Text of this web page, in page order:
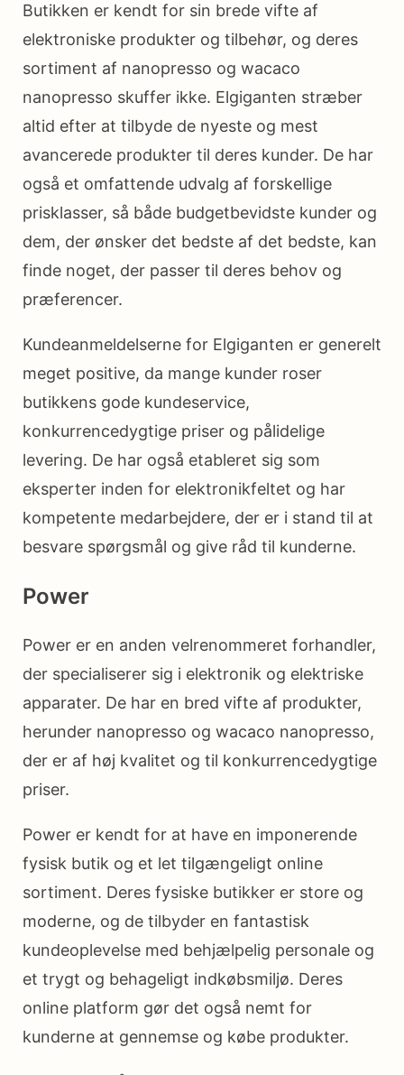
Butikken er kendt for sin brede vifte af
elektroniske produkter og tilbehør, og deres
sortiment af nanopresso og wacaco
nanopresso skuffer ikke. Elgiganten stræber
altid efter at tilbyde de nyeste og mest
avancerede produkter til deres kunder. De har
også et omfattende udvalg af forskellige
prisklasser, så både budgetbevidste kunder og
dem, der ønsker det bedste af det bedste, kan
finde noget, der passer til deres behov og
præferencer.
Kundeanmeldelserne for Elgiganten er generelt
meget positive, da mange kunder roser
butikkens gode kundeservice,
konkurrencedygtige priser og pålidelige
levering. De har også etableret sig som
eksperter inden for elektronikfeltet og har
kompetente medarbejdere, der er i stand til at
besvare spørgsmål og give råd til kunderne.
Power
Power er en anden velrenommeret forhandler,
der specialiserer sig i elektronik og elektriske
apparater. De har en bred vifte af produkter,
herunder nanopresso og wacaco nanopresso,
der er af høj kvalitet og til konkurrencedygtige
priser.
Power er kendt for at have en imponerende
fysisk butik og et let tilgængeligt online
sortiment. Deres fysiske butikker er store og
moderne, og de tilbyder en fantastisk
kundeoplevelse med behjælpelig personale og
et trygt og behageligt indkøbsmiljø. Deres
online platform gør det også nemt for
kunderne at gennemse og købe produkter.